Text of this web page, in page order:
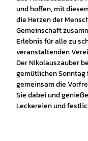
und hoffen, mit
die Herzen der
Gemeinschaft
Erlebnis für alle zu
veranstaltenden
Der Nikolauszauber
gemütlichen Sonntag
gemeinsam die
Sie dabei und
Leckereien und